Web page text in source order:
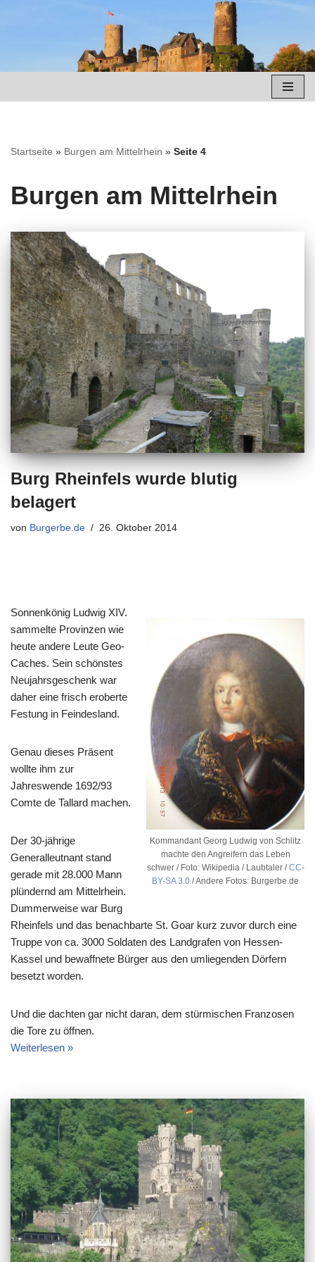
springen
Startseite » Burgen am Mittelrhein » Seite 4
Burgen am Mittelrhein
Burg Rheinfels wurde blutig
belagert
von Burgerbe.de 26. Oktober 2014
Kommandant Georg Ludwig von Schlitz
machte den Angreifern das Leben
schwer / Foto: Wikipedia / Laubtaler /CC-
BY-SA 3.0 / Andere Fotos: Burgerbe.de
Sonnenkönig Ludwig XIV.
sammelte Provinzen wie
heute andere Leute Geo-
Caches. Sein schönstes
Neujahrsgeschenk war
daher eine frisch eroberte
Festung in Feindesland.
Genau dieses Präsent
wollte ihm zur
Jahreswende 1692/93
Comte de Tallard machen.
Der 30-jährige
Generalleutnant stand
gerade mit 28.000 Mann
plündernd am Mittelrhein.
Dummerweise war Burg
Rheinfels und das benachbarte St. Goar kurz zuvor durch eine
Truppe von ca. 3000 Soldaten des Landgrafen von Hessen-
Kassel und bewaffnete Bürger aus den umliegenden Dörfern
besetzt worden.
Und die dachten gar nicht daran, dem stürmischen Franzosen
die Tore zu öffnen.
Weiterlesen »